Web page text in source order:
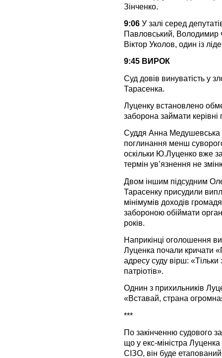
Зінченко.
9:06 У залі серед
Павловський, Володимир
Віктор Уколов, один із
9:45 ВИРОК
Суд довів винуватість у
Тарасенка.
Луценку встановлено
заборона займати
Суддя Анна Медушевська
поглинання менш
оскільки Ю.Луценко вже
термін ув’язнення не
Двом іншим підсудним
Тарасенку присудили
мінімумів доходів
забороною обіймати
років.
Наприкінці оголошення
Луценка почали кричати
адресу суду вірш: «Тільки
патріотів».
Однин з прихильників
«Вставай, страна
***
По закінченню судового
що у екс-міністра
СІЗО, він буде етапований